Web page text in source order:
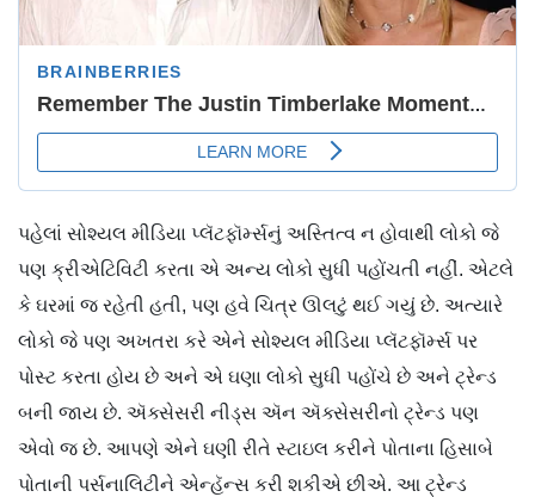
પહેલાં સોશ્યલ મીડિયા પ્લૅટફૉર્મ્સનું અસ્તિત્વ ન હોવાથી લોકો જે
પણ ક્રીએટિવિટી કરતા એ અન્ય લોકો સુધી પહોંચતી નહીં. એટલે
કે ઘરમાં જ રહેતી હતી, પણ હવે ચિત્ર ઊલટું થઈ ગયું છે. અત્યારે
લોકો જે પણ અખતરા કરે એને સોશ્યલ મીડિયા પ્લૅટફૉર્મ્સ પર
પોસ્ટ કરતા હોય છે અને એ ઘણા લોકો સુધી પહોંચે છે અને ટ્રેન્ડ
બની જાય છે. ઍક્સેસરી નીડ્સ ઍન ઍક્સેસરીનો ટ્રેન્ડ પણ
એવો જ છે. આપણે એને ઘણી રીતે સ્ટાઇલ કરીને પોતાના હિસાબે
પોતાની પર્સનાલિટીને એન્હૅન્સ કરી શકીએ છીએ. આ ટ્રેન્ડ